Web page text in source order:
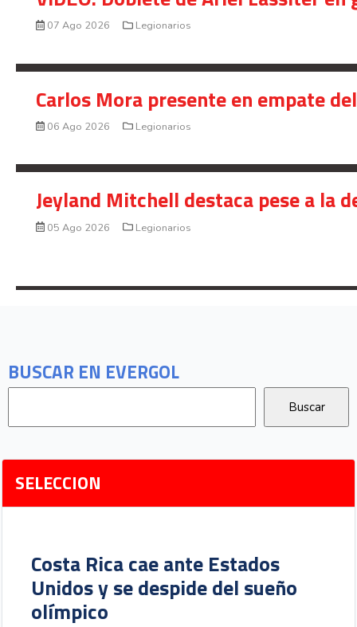
BUSCAR EN EVERGOL
SELECCION
Costa Rica cae ante Estados
Unidos y se despide del sueño
olímpico
07 Ago 2026 Legionarios
Carlos Mora presente en empate
06 Ago 2026 Legionarios
Jeyland Mitchell destaca pese a la
05 Ago 2026 Legionarios